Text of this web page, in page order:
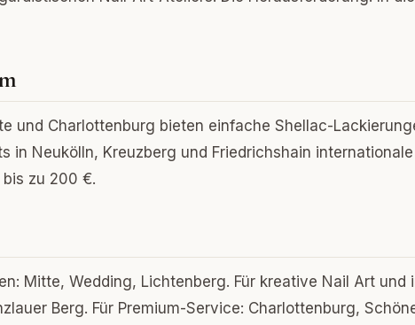
und Charlottenburg bieten einfache Shellac-
in Neukölln, Kreuzberg und Friedrichshain
zu 200 €.
Mitte, Wedding, Lichtenberg. Für kreative Nail Art und
Berg. Für Premium-Service: Charlottenburg,